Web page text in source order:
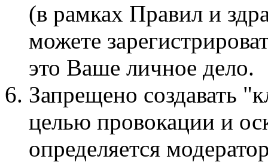
(в рамках Правил и
можете
это Ваше личное дело.
Запрещено создавать
целью провокации и
определяется